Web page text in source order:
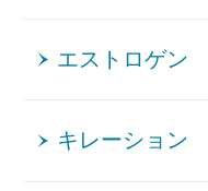
エストロゲン
キレーション